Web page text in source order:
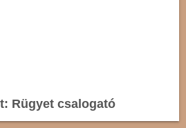
Rügyet csalogató